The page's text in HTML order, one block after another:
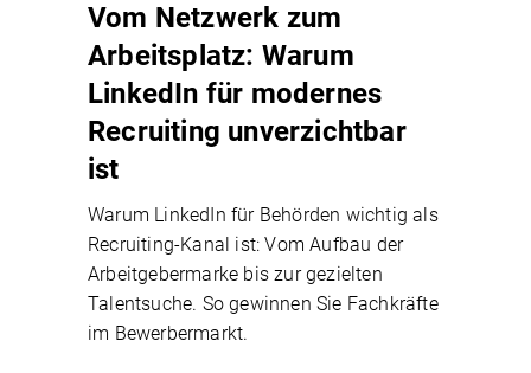
Vom Netzwerk zum
Arbeitsplatz: Warum
LinkedIn für modernes
Recruiting unverzichtbar
ist
Warum LinkedIn für Behörden wichtig als
Recruiting-Kanal ist: Vom Aufbau der
Arbeitgebermarke bis zur gezielten
Talentsuche. So gewinnen Sie Fachkräfte
im Bewerbermarkt.